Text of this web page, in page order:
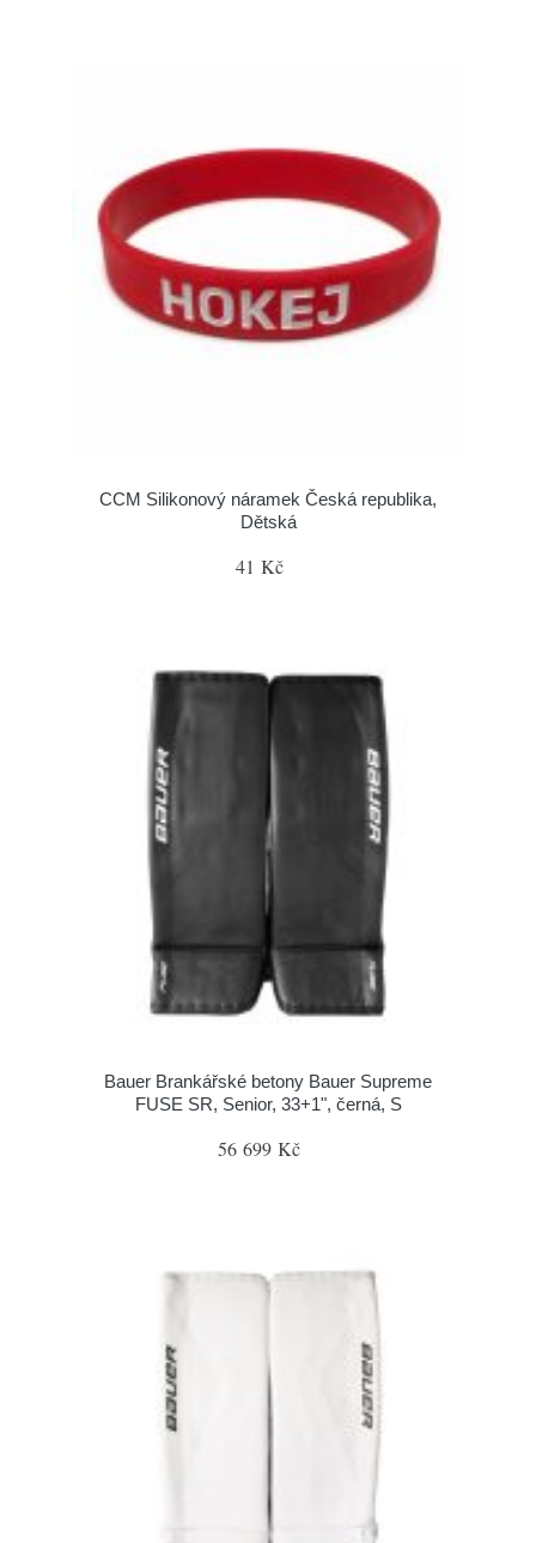
CCM Silikonový náramek Česká republika,
Dětská
41 Kč
Bauer Brankářské betony Bauer Supreme
FUSE SR, Senior, 33+1", černá, S
56 699 Kč